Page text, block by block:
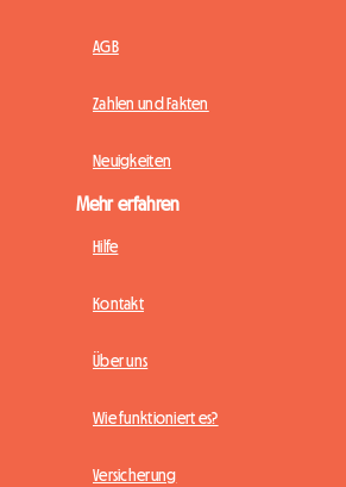
AGB
Zahlen und Fakten
Neuigkeiten
Mehr erfahren
Hilfe
Kontakt
Über uns
Wie funktioniert es?
Versicherung